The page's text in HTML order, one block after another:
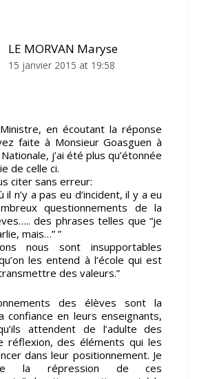
LE MORVAN Maryse
15 janvier 2015 at 19:58
en écoutant la réponse
faite à Monsieur Goasguen à
j’ai été plus qu’étonnée
de celle ci.
citer sans erreur:
il n’y a pas eu d’incident, il y a eu
questionnements de la
des phrases telles que “je
mais…” ”
nous sont insupportables
les entend à l’école qui est
des valeurs.”
des élèves sont la
confiance en leurs enseignants,
attendent de l’adulte des
réflexion, des éléments qui les
dans leur positionnement. Je
la répression de ces